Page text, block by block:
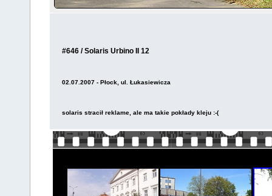
#646 / Solaris Urbino II 12
02.07.2007 - Płock, ul. Łukasiewicza
solaris stracił reklame, ale ma takie pokłady kleju :-(